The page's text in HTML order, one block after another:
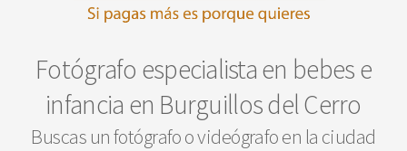
Fotógrafo especialista en bebes e
infancia en Burguillos del Cerro
Buscas un fotógrafo o videógrafo en la ciudad